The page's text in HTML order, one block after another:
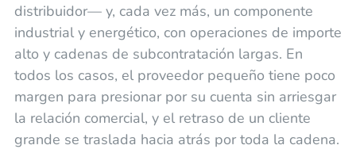
distribuidor— y, cada vez más, un componente
industrial y energético, con operaciones de importe
alto y cadenas de subcontratación largas. En
todos los casos, el proveedor pequeño tiene poco
margen para presionar por su cuenta sin arriesgar
la relación comercial, y el retraso de un cliente
grande se traslada hacia atrás por toda la cadena.